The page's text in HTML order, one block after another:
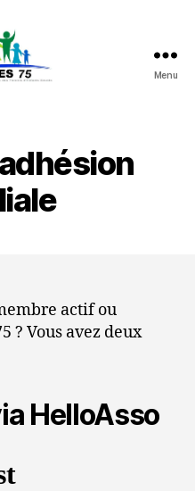
Menu
actif ou
? Vous avez deux
HelloAsso